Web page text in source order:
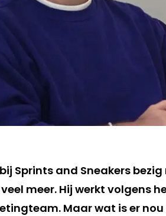
Sprints and Sneakers
meer. Hij werkt volgens
Maar wat is er